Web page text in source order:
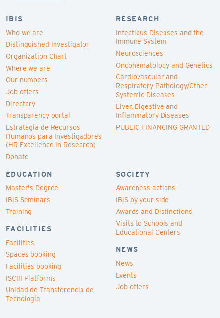
IBIS
Who we are
Distinguished Investigator
Organization Chart
Where we are
Our numbers
Job offers
Directory
Transparency portal
Estrategia de Recursos
Humanos para Investigadores
(HR Excellence in Research)
Donate
RESEARCH
Infectious Diseases and the
Immune System
Neurosciences
Oncohematology and Genetics
Cardiovascular and
Respiratory Pathology/Other
Systemic Diseases
Liver, Digestive and
Inflammatory Diseases
PUBLIC FINANCING GRANTED
EDUCATION
Master's Degree
IBiS Seminars
Training
FACILITIES
Facilities
Spaces booking
Facilities booking
ISCIII Platforms
Unidad de Transferencia de
Tecnología
SOCIETY
Awareness actions
IBiS by your side
Awards and Distinctions
Visits to Schools and
Educational Centers
NEWS
News
Events
Job offers